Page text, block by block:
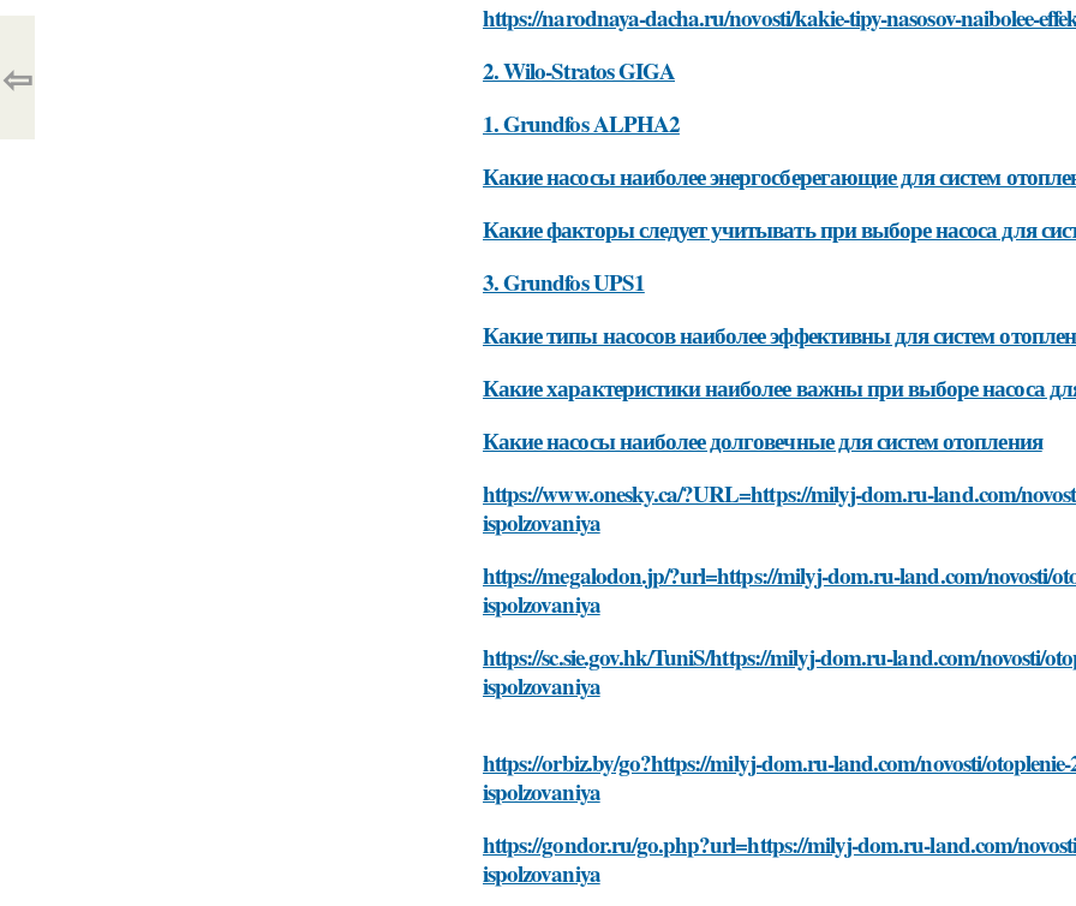
https://narodnaya-dacha.ru/novosti/kakie-tipy-nasosov-naibolee-
2. Wilo-Stratos GIGA
1. Grundfos ALPHA2
Какие насосы наиболее энергосберегающие для систем
Какие факторы следует учитывать при выборе насоса для
3. Grundfos UPS1
Какие типы насосов наиболее эффективны для систем
Какие характеристики наиболее важны при выборе насоса
Какие насосы наиболее долговечные для систем отопления
https://www.onesky.ca/?URL=https://milyj-dom.ru-land.com/
ispolzovaniya
https://megalodon.jp/?url=https://milyj-dom.ru-land.com/novosti/
ispolzovaniya
https://sc.sie.gov.hk/TuniS/https://milyj-dom.ru-land.com/novosti/
ispolzovaniya
https://orbiz.by/go?https://milyj-dom.ru-land.com/novosti/
ispolzovaniya
https://gondor.ru/go.php?url=https://milyj-dom.ru-land.com/
ispolzovaniya
⇦